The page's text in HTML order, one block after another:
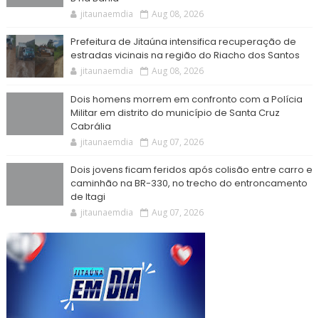
jitaunaemdia Aug 08, 2026
Prefeitura de Jitaúna intensifica recuperação de
estradas vicinais na região do Riacho dos Santos
jitaunaemdia Aug 08, 2026
Dois homens morrem em confronto com a Polícia
Militar em distrito do município de Santa Cruz
Cabrália
jitaunaemdia Aug 07, 2026
Dois jovens ficam feridos após colisão entre carro e
caminhão na BR-330, no trecho do entroncamento
de Itagi
jitaunaemdia Aug 07, 2026